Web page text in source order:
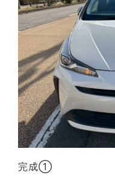
完成①